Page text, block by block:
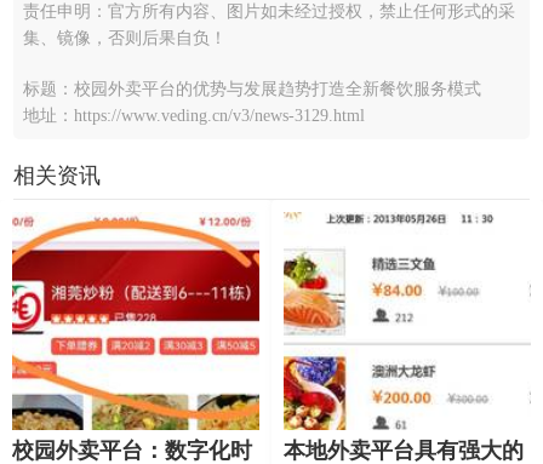
责任申明：官方所有内容、图片如未经过授权，禁止任何形式的采
集、镜像，否则后果自负！
标题：校园外卖平台的优势与发展趋势打造全新餐饮服务模式
地址：https://www.veding.cn/v3/news-3129.html
相关资讯
校园外卖平台：数字化时
本地外卖平台具有强大的